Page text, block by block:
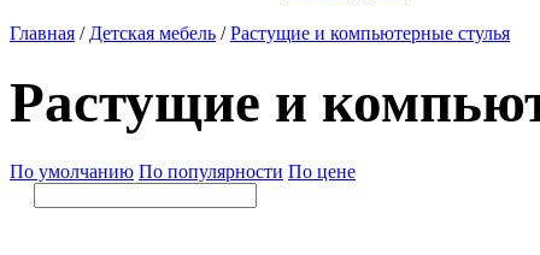
Главная / Детская мебель /Растущие и компьютерные стулья
Растущие и
По умолчанию По популярности По цене